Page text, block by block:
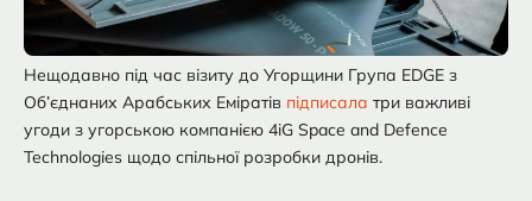
Нещодавно під час візиту до Угорщини Група EDGE з
Об’єднаних Арабських Еміратів підписала три важливі
угоди з угорською компанією 4iG Space and Defence
Technologies щодо спільної розробки дронів.